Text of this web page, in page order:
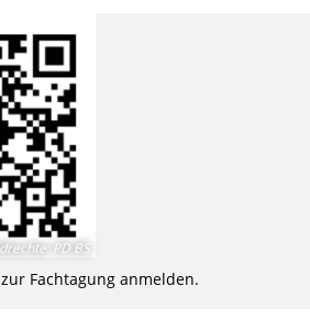
: PD BS
Fachtagung anmelden.